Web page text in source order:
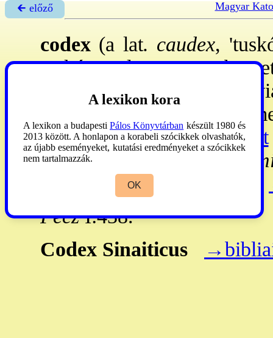
🡰 előző Magyar
codex (a lat. caudex,
tuskó, melyet a
magával. -
. kezdetben
papirusz- vagy
→kódex,→könyvfestészet
Alexandrinus, ~
Marchalianus, ~ Freer
PeczI:438.
Codex Sinaiticus
A lexikon kora
A lexikon a budapesti Pálos Könyvtárban készült 1980 és
2013 között. A honlapon a korabeli szócikkek olvashatók,
az újabb eseményeket, kutatási eredményeket a szócikkek
nem tartalmazzák.
OK